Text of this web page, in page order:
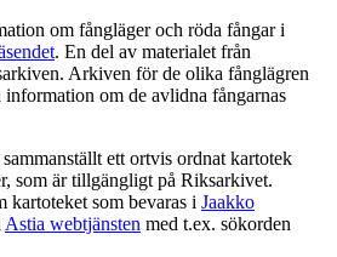
om fångläger och röda fångar i
. En del av materialet från
Arkiven för de olika fånglägren
om de avlidna fångarnas
sammanställt ett ortvis ordnat kartotek
som är tillgängligt på Riksarkivet.
som bevaras i Jaakko
Astia webtjänsten med t.ex. sökorden